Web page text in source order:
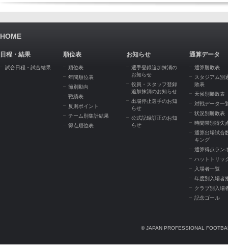
HOME
日程・結果
試合日程・試合結果
順位表
順位表
年間順位表
節別動向
戦績表
反則ポイント
チーム別集計結果
得点順位表
お知らせ
選手登録追加抹消の
お知らせ
役員・スタッフ登録
追加抹消のお知らせ
出場停止選手のお知
らせ
公式記録訂正のお知
らせ
通算データ
通算勝敗表
スタジアム別
敗表
天候別勝敗表
対戦データ一
状況別勝敗表
時間帯別得失
通算出場試合
キング
通算得点ラン
ハットトリッ
入場者一覧
年度別入場者
クラブ別入場
記念ゴール
© JAPAN PROFESSIONAL